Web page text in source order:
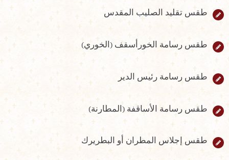
طقس تقليد الصليب المقدس
طقس رسامة الخورأسقف (الخوري)
طقس رسامة رئيس الدير
طقس رسامة الأساقفة (المطارنة)
طقس إجلاس المطران أو البطريرك